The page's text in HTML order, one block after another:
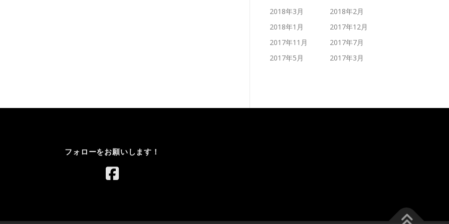
2018年3月
2018年2月
2018年1月
2017年12月
2017年11月
2017年7月
2017年5月
2017年3月
フォローをお願いします！